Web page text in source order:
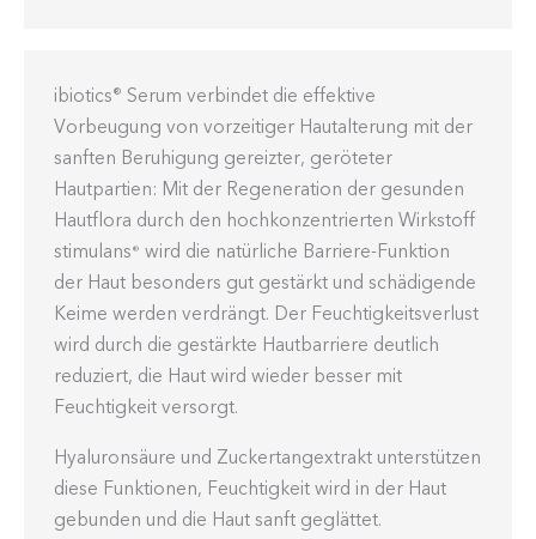
ibiotics® Serum verbindet die effektive
Vorbeugung von vorzeitiger Hautalterung mit der
sanften Beruhigung gereizter, geröteter
Hautpartien: Mit der Regeneration der gesunden
Hautflora durch den hochkonzentrierten Wirkstoff
stimulans® wird die natürliche Barriere-Funktion
der Haut besonders gut gestärkt und schädigende
Keime werden verdrängt. Der Feuchtigkeitsverlust
wird durch die gestärkte Hautbarriere deutlich
reduziert, die Haut wird wieder besser mit
Feuchtigkeit versorgt.
Hyaluronsäure und Zuckertangextrakt unterstützen
diese Funktionen, Feuchtigkeit wird in der Haut
gebunden und die Haut sanft geglättet.